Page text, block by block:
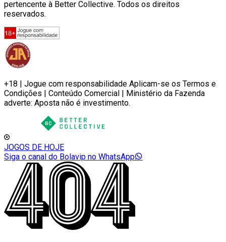
pertencente à Better Collective. Todos os direitos
reservados.
+18 | Jogue com responsabilidade Aplicam-se os Termos e
Condições | Conteúdo Comercial | Ministério da Fazenda
adverte: Aposta não é investimento.
JOGOS DE HOJE
Siga o canal do Bolavip no WhatsApp